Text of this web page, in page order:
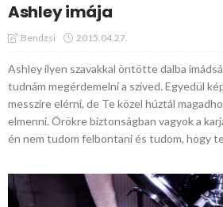
Ashley imája
Bendzsi 2015.04.27.
Ashley ilyen szavakkal öntötte dalba
tudnám megérdemelni a szíved. Egyedül
messzire elérni, de Te közel húztál
elmenni. Örökre biztonságban vagyok a
én nem tudom felbontani és tudom, hogy